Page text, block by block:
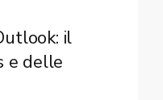
il
e delle